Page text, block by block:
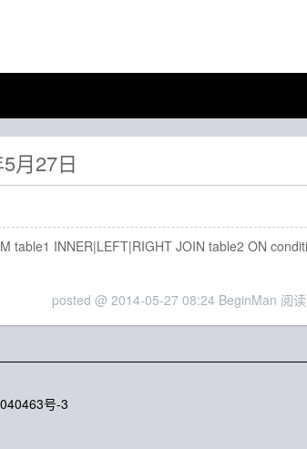
月27日
table1 INNER|LEFT|RIGHT JOIN table2 ON
posted @ 2014-05-27 08:24 BeginMan 阅
号-3